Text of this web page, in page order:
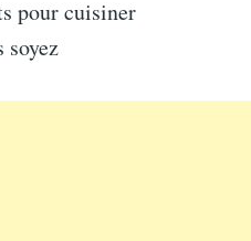
pour cuisiner
soyez